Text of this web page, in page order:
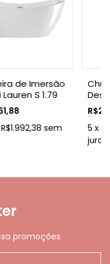
de Imersão
S 1.79
R$1.992,38 sem
5 x
juros
promoções